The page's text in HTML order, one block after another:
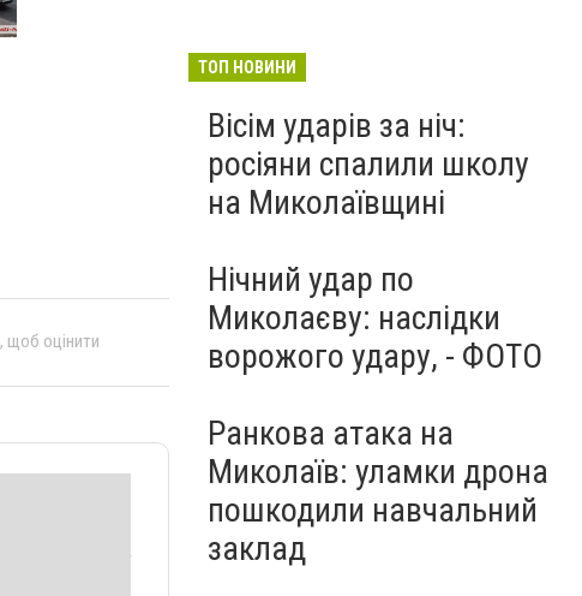
, щоб оцінити
ТОП НОВИНИ
Вісім ударів за ніч:
росіяни спалили школу
на Миколаївщині
Нічний удар по
Миколаєву: наслідки
ворожого удару, - ФОТО
Ранкова атака на
Миколаїв: уламки дрона
пошкодили навчальний
заклад